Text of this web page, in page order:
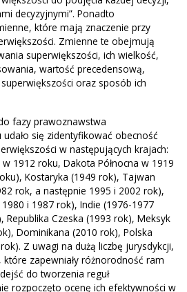
decyzyjnymi”. Ponadto
które mają znaczenie przy
Zmienne te obejmują
superwiększości, ich wielkość,
wartość precedensową,
oraz sposób ich
fazy prawoznawstwa
się zidentyfikować obecność
w następujących krajach:
1912 roku, Dakota Północna w 1919
Kostaryka (1949 rok), Tajwan
rok, a następnie 1995 i 2002 rok),
i 1987 rok), Indie (1976-1977
Czeska (1993 rok), Meksyk
Dominikana (2010 rok), Polska
Z uwagi na dużą liczbę jurysdykcji,
zapewniały różnorodność ram
do tworzenia reguł
rozpoczęto ocenę ich efektywności w